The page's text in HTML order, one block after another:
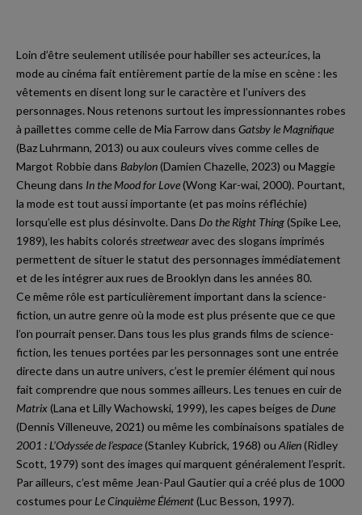
Loin d’être seulement utilisée pour habiller ses acteur.ices, la
mode au cinéma fait entièrement partie de la mise en scène : les
vêtements en disent long sur le caractère et l’univers des
personnages. Nous retenons surtout les impressionnantes robes
à paillettes comme celle de Mia Farrow dans Gatsby le Magnifique
(Baz Luhrmann, 2013) ou aux couleurs vives comme celles de
Margot Robbie dans Babylon(Damien Chazelle, 2023) ou Maggie
Cheung dans In the Mood for Love(Wong Kar-wai, 2000). Pourtant,
la mode est tout aussi importante (et pas moins réfléchie)
lorsqu’elle est plus désinvolte. Dans Do the Right Thing(Spike Lee,
1989), les habits colorés streetwearavec des slogans imprimés
permettent de situer le statut des personnages immédiatement
et de les intégrer aux rues de Brooklyn dans les années 80.
Ce même rôle est particulièrement important dans la science-
fiction, un autre genre où la mode est plus présente que ce que
l’on pourrait penser. Dans tous les plus grands films de science-
fiction, les tenues portées par les personnages sont une entrée
directe dans un autre univers, c’est le premier élément qui nous
fait comprendre que nous sommes ailleurs. Les tenues en cuir de
Matrix(Lana et Lilly Wachowski, 1999), les capes beiges de Dune
(Dennis Villeneuve, 2021) ou même les combinaisons spatiales de
2001 : L’Odyssée de l’espace(Stanley Kubrick, 1968) ou Alien(Ridley
Scott, 1979) sont des images qui marquent généralement l’esprit.
Par ailleurs, c’est même Jean-Paul Gautier qui a créé plus de 1000
costumes pour Le Cinquième Élément(Luc Besson, 1997).